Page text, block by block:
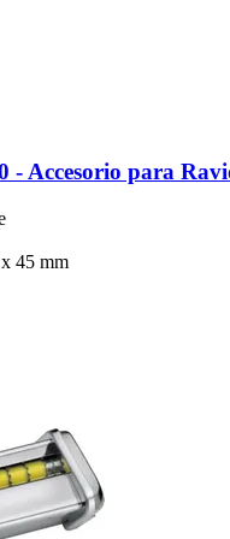
-​ Accesorio para
45 mm